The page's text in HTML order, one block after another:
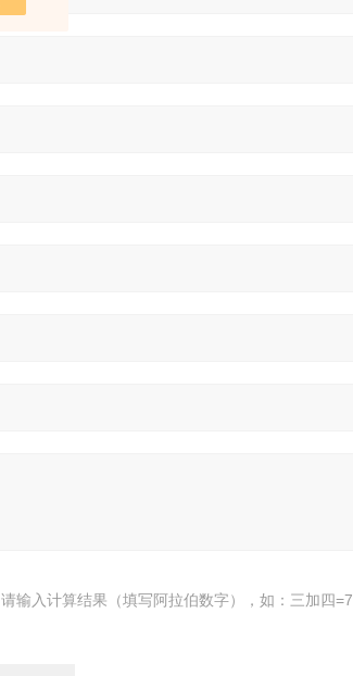
请输入计算结果（填写阿拉伯数字），如：三加四=7